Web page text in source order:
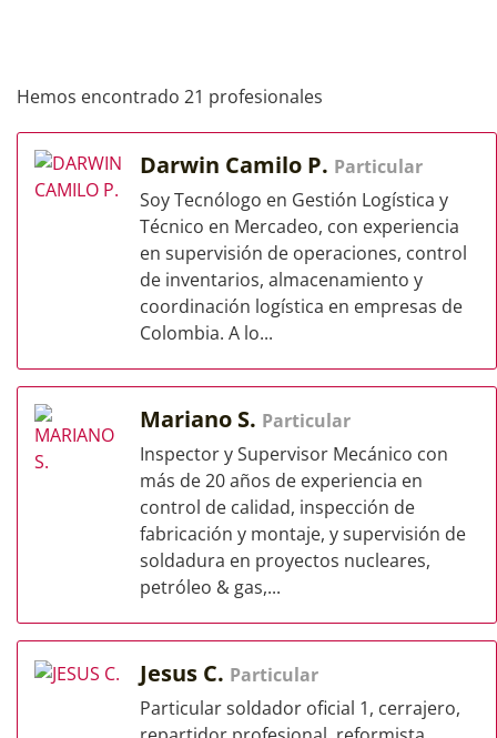
Hemos encontrado 21 profesionales
Darwin Camilo P. Particular
Soy Tecnólogo en Gestión Logística y
Técnico en Mercadeo, con experiencia
en supervisión de operaciones, control
de inventarios, almacenamiento y
coordinación logística en empresas de
Colombia. A lo...
Mariano S. Particular
Inspector y Supervisor Mecánico con
más de 20 años de experiencia en
control de calidad, inspección de
fabricación y montaje, y supervisión de
soldadura en proyectos nucleares,
petróleo & gas,...
Jesus C. Particular
Particular soldador oficial 1, cerrajero,